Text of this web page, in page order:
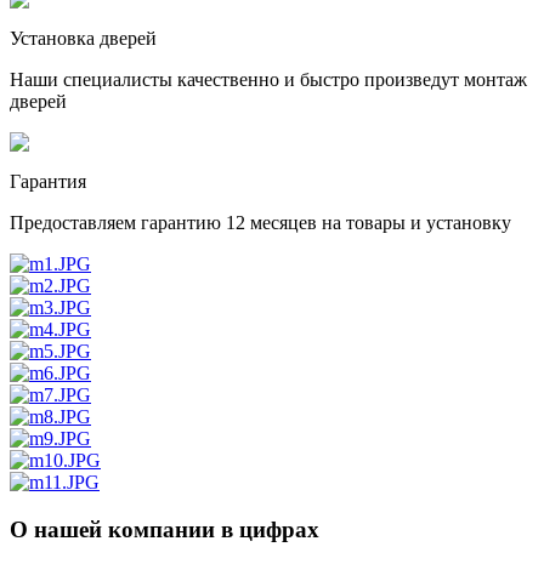
Установка дверей
Наши специалисты качественно и быстро произведут монтаж
дверей
Гарантия
Предоставляем гарантию 12 месяцев на товары и установку
О нашей компании в цифрах